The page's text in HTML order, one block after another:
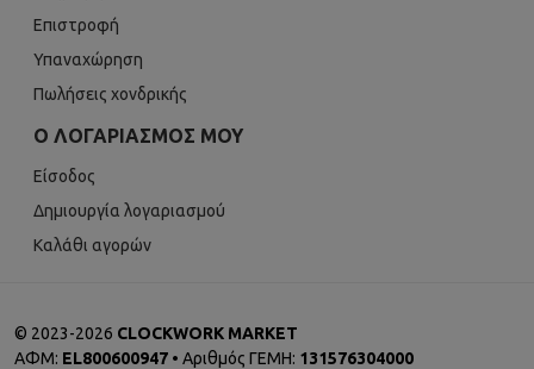
Επιστροφή
Υπαναχώρηση
Πωλήσεις χονδρικής
Ο ΛΟΓΑΡΙΑΣΜΌΣ ΜΟΥ
Είσοδος
Δημιουργία λογαριασμού
Καλάθι αγορών
© 2023-2026 CLOCKWORK MARKET
ΑΦΜ: EL800600947 • Αριθμός ΓΕΜΗ: 131576304000